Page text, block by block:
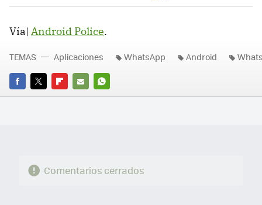
Vía| Android Police.
FACEBOOK
TWITTERFLIPBOARD
E-
WHATSAPP
TEMAS Aplicaciones WhatsApp Android
Comentarios cerrados